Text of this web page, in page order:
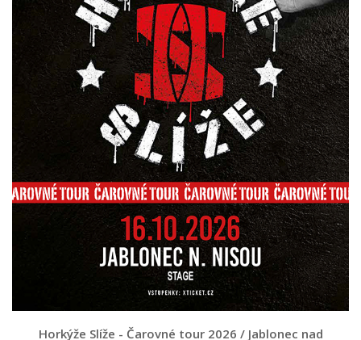
Horkýže Slíže - Čarovné tour 2026 / Jablonec nad